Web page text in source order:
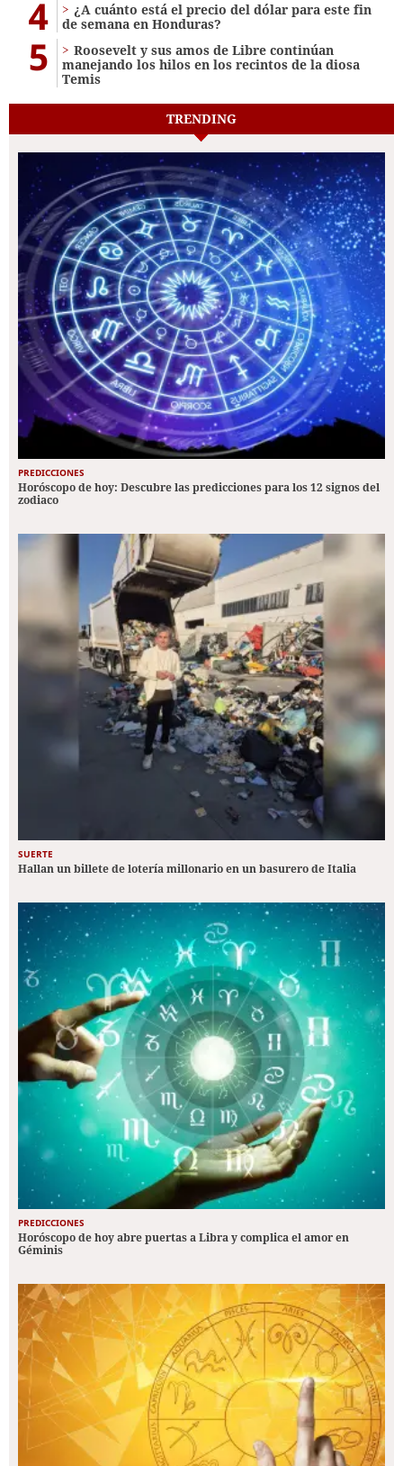
4
¿A cuánto está el precio del dólar para este fin
de semana en Honduras?
5
Roosevelt y sus amos de Libre continúan
manejando los hilos en los recintos de la diosa
Temis
TRENDING
PREDICCIONES
Horóscopo de hoy: Descubre las predicciones para los 12 signos del
zodiaco
SUERTE
Hallan un billete de lotería millonario en un basurero de Italia
PREDICCIONES
Horóscopo de hoy abre puertas a Libra y complica el amor en
Géminis